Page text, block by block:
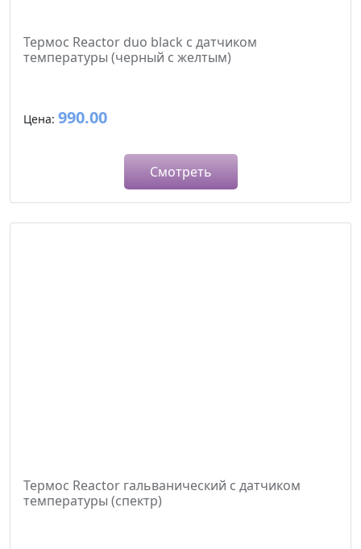
Термос Reactor duo black с датчиком
температуры (черный с желтым)
Цена: 990.00
Смотреть
Термос Reactor гальванический c датчиком
температуры (спектр)